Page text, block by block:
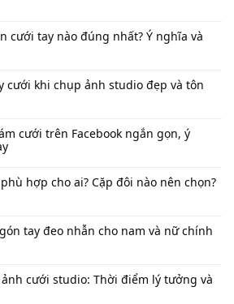
cưới tay nào đúng nhất​? Ý nghĩa và
cưới khi chụp ảnh studio đẹp và tôn
cưới trên Facebook​ ngắn gọn, ý
hợp cho ai? Cặp đôi nào nên chọn?
tay đeo nhẫn cho nam và nữ chính
cưới studio: Thời điểm lý tưởng và